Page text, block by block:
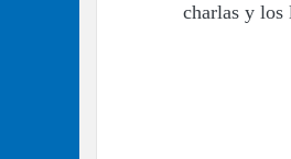
charlas y